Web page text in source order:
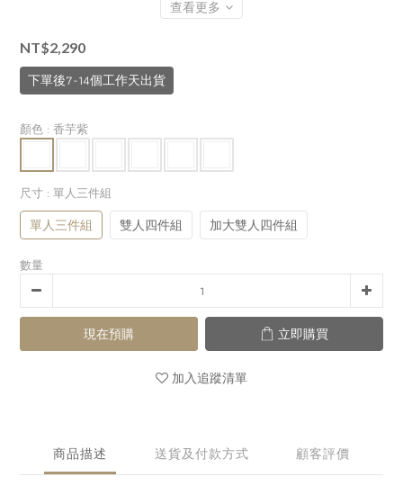
查看更多
NT$2,290
下單後7-14個工作天出貨
顏色 : 香芋紫
尺寸 : 單人三件組
單人三件組 雙人四件組 加大雙人四件組
數量
現在預購 立即購買
加入追蹤清單
商品描述 送貨及付款方式 顧客評價